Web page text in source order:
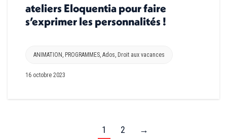
ateliers Eloquentia pour faire
s’exprimer les personnalités !
ANIMATION PROGRAMMES Ados Droit aux vacances
16 octobre 2023
1 2 →